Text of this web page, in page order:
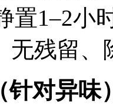
置1–2小
无残留
针对异味